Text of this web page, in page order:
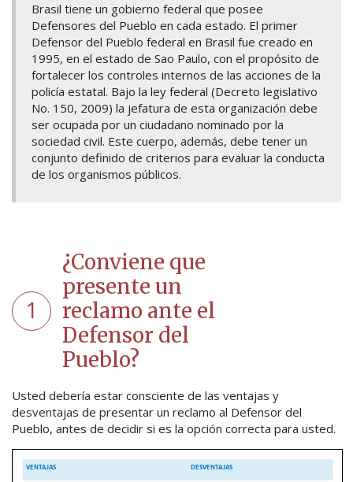
Brasil tiene un gobierno federal que posee
Defensores del Pueblo en cada estado. El primer
Defensor del Pueblo federal en Brasil fue creado en
1995, en el estado de Sao Paulo, con el propósito de
fortalecer los controles internos de las acciones de la
policía estatal. Bajo la ley federal (Decreto legislativo
No. 150, 2009) la jefatura de esta organización debe
ser ocupada por un ciudadano nominado por la
sociedad civil. Este cuerpo, además, debe tener un
conjunto definido de criterios para evaluar la conducta
de los organismos públicos.
1
¿Conviene que
presente un
reclamo ante el
Defensor del
Pueblo?
Usted debería estar consciente de las ventajas y
desventajas de presentar un reclamo al Defensor del
Pueblo, antes de decidir si es la opción correcta para usted.